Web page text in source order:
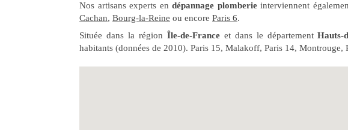
Nos artisans experts endépannage plomberieinterviennent
Cachan, Bourg-la-Reine ou encore Paris 6.
Située dans la région Île-de-Franceet dans le départementHauts-
habitants (données de 2010). Paris 15, Malakoff, Paris 14, Montrouge,